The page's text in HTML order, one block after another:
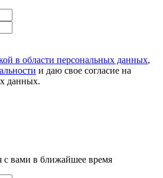
в области персональных данных,
и даю свое согласие на
данных.
с вами в ближайшее время